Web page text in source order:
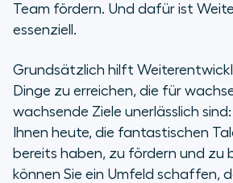
Team fördern. Und dafür ist
essenziell.
Grundsätzlich hilft
Dinge zu erreichen, die für
wachsende Ziele unerlässlich
Ihnen heute, die fantastischen
bereits haben, zu fördern und zu
können Sie ein Umfeld schaffen,